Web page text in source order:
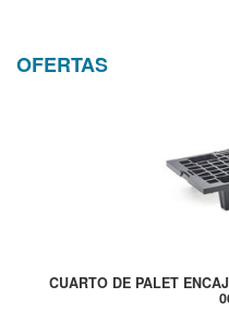
OFERTAS
CUARTO DE PALET